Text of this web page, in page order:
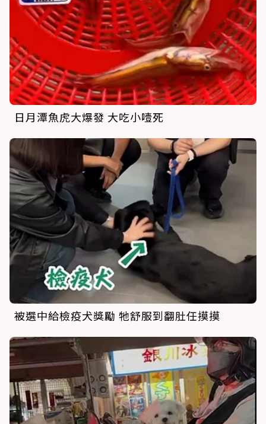
日月潭魚虎大爆發 大吃小噎死
被選中給檢疫犬獎勵 牠舒服到翻肚任摸摸